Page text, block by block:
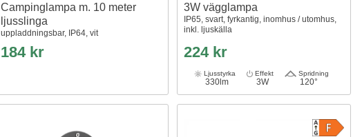
Campinglampa m. 10 meter
ljusslinga
uppladdningsbar, IP64, vit
184 kr
3W vägglampa
IP65, svart, fyrkantig, inomhus / utomhus,
inkl. ljuskälla
224 kr
Ljusstyrka
330lm
Effekt
3W
Spridning
120°